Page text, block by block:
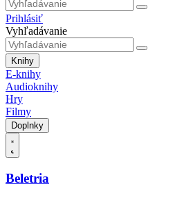
Prihlásiť
Vyhľadávanie
Knihy
E-knihy
Audioknihy
Hry
Filmy
Doplnky
Beletria